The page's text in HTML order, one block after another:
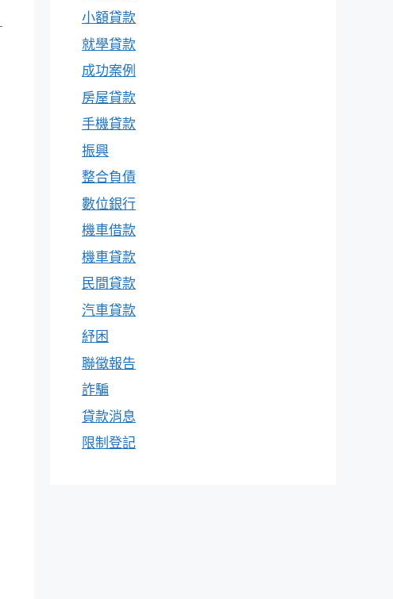
小額貸款
就學貸款
成功案例
房屋貸款
手機貸款
振興
整合負債
數位銀行
機車借款
機車貸款
民間貸款
汽車貸款
紓困
聯徵報告
詐騙
貸款消息
限制登記